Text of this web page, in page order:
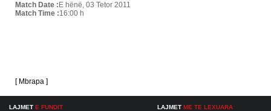
Match Date : E hënë, 03 Tetor 2011
Match Time :16:00 h
[ Mbrapa ]
LAJMET E FUNDIT LAJMET ME TE LEXUARA